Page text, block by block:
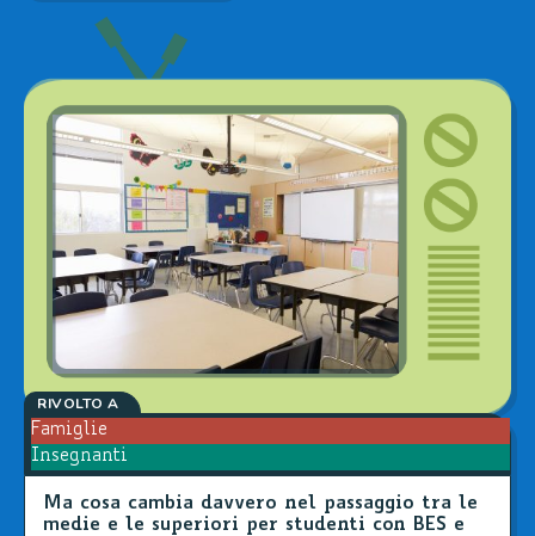
RIVOLTO A
Famiglie
Insegnanti
Ma cosa cambia davvero nel passaggio tra le
medie e le superiori per studenti con BES e